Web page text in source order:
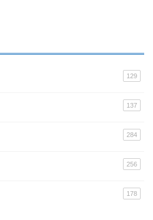
129
137
284
256
178